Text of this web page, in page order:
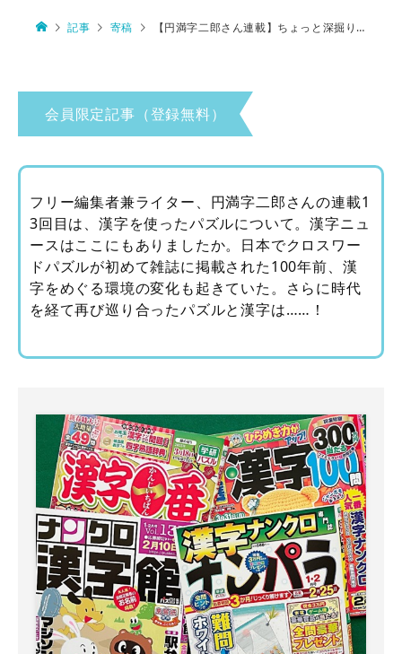
記事 寄稿 【円満字二郎さん連載】ちょっと深掘り漢字ニュース第13回 漢字とクロスワードの100年史
会員限定記事（登録無料）
フリー編集者兼ライター、円満字二郎さんの連載1
3回目は、漢字を使ったパズルについて。漢字ニュ
ースはここにもありましたか。日本でクロスワー
ドパズルが初めて雑誌に掲載された100年前、漢
字をめぐる環境の変化も起きていた。さらに時代
を経て再び巡り合ったパズルと漢字は……！